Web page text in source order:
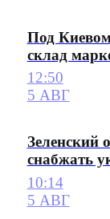
Под
склад
12:50
5 АВГ
Зеленский
снабжать
10:14
5 АВГ